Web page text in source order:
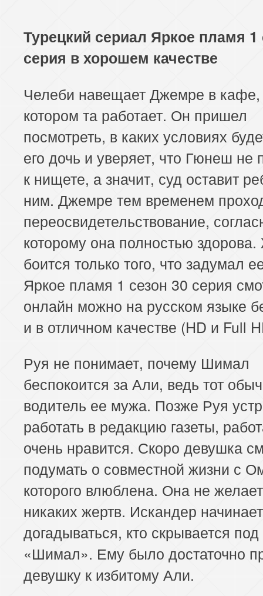
Турецкий сериал Яркое пламя 1
серия в хорошем качестве
Челеби навещает Джемре в кафе,
котором та работает. Он пришел
посмотреть, в каких условиях
его дочь и уверяет, что Гюнеш не
к нищете, а значит, суд оставит
ним. Джемре тем временем
переосвидетельствование,
которому она полностью
боится только того, что задумал
Яркое пламя 1 сезон 30 серия
онлайн можно на русском языке
и в отличном качестве (HD и Full
Руя не понимает, почему Шимал
беспокоится за Али, ведь тот
водитель ее мужа. Позже Руя
работать в редакцию газеты,
очень нравится. Скоро девушка
подумать о совместной жизни с
которого влюблена. Она не
никаких жертв. Искандер начинает
догадываться, кто скрывается
«Шимал». Ему было достаточно
девушку к избитому Али.